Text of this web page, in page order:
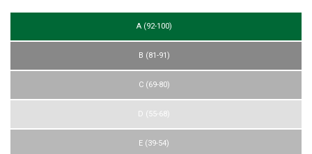
A (92-100)
B (81-91)
C (69-80)
D (55-68)
E (39-54)